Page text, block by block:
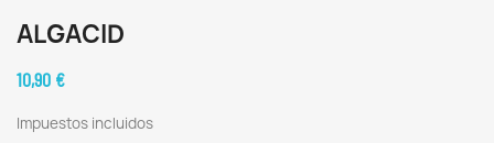
ALGACID
10,90 €
Impuestos incluidos